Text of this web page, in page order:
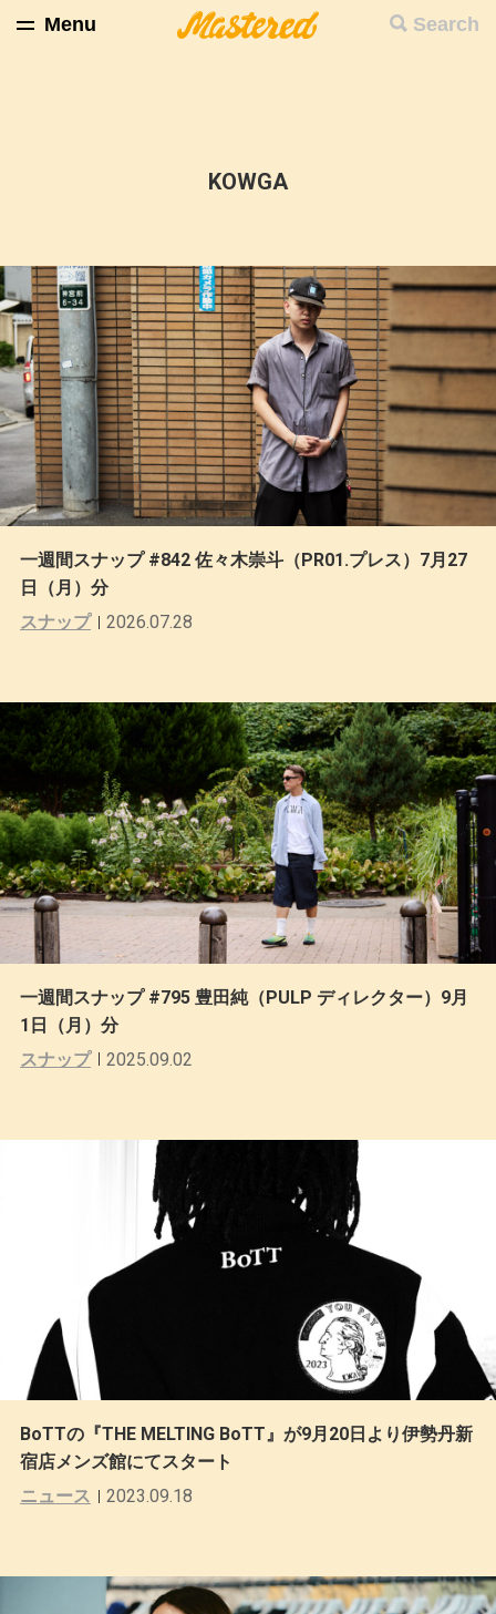
Search
Menu
KOWGA
一週間スナップ #842 佐々木崇斗（PR01.プレス）7月27
日（月）分
スナップ
2026.07.28
一週間スナップ #795 豊田純（PULP ディレクター）9月
1日（月）分
スナップ
2025.09.02
BoTTの『THE MELTING BoTT』が9月20日より伊勢丹新
宿店メンズ館にてスタート
ニュース
2023.09.18